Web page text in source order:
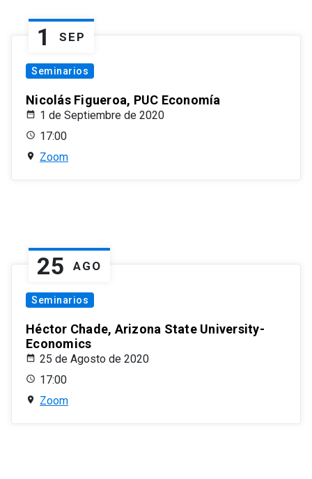
1 SEP
Seminarios
Nicolás Figueroa, PUC Economía
1 de Septiembre de 2020
17:00
Zoom
25 AGO
Seminarios
Héctor Chade, Arizona State University-
Economics
25 de Agosto de 2020
17:00
Zoom